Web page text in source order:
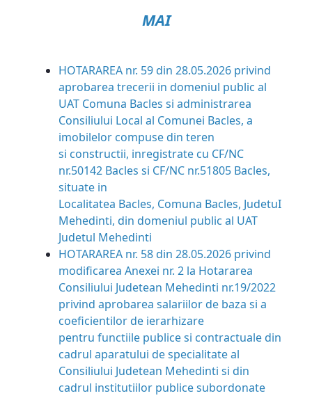
MAI
HOTARAREA nr. 59 din 28.05.2026 privind
aprobarea trecerii in domeniul public al
UAT Comuna Bacles si administrarea
Consiliului Local al Comunei Bacles, a
imobilelor compuse din teren
si constructii, inregistrate cu CF/NC
nr.50142 Bacles si CF/NC nr.51805 Bacles,
situate in
Localitatea Bacles, Comuna Bacles, JudetuI
Mehedinti, din domeniul public al UAT
Judetul Mehedinti
HOTARAREA nr. 58 din 28.05.2026 privind
modificarea Anexei nr. 2 la Hotararea
Consiliului Judetean Mehedinti nr.19/2022
privind aprobarea salariilor de baza si a
coeficientilor de ierarhizare
pentru functiile publice si contractuale din
cadrul aparatului de specialitate al
Consiliului Judetean Mehedinti si din
cadrul institutiilor publice subordonate